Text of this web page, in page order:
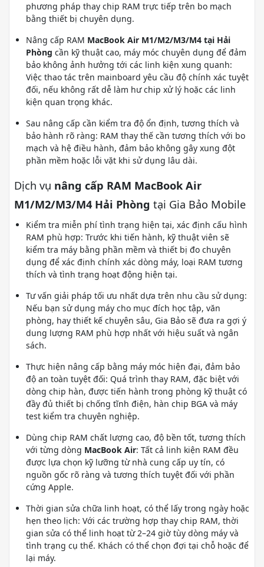
phương pháp thay chip RAM trực tiếp trên bo mạch
bằng thiết bị chuyên dụng.
Nâng cấp RAM MacBook Air M1/M2/M3/M4 tại Hải
Phòng cần kỹ thuật cao, máy móc chuyên dụng để đảm
bảo không ảnh hưởng tới các linh kiện xung quanh:
Việc thao tác trên mainboard yêu cầu độ chính xác tuyệt
đối, nếu không rất dễ làm hư chip xử lý hoặc các linh
kiện quan trọng khác.
Sau nâng cấp cần kiểm tra độ ổn định, tương thích và
bảo hành rõ ràng: RAM thay thế cần tương thích với bo
mạch và hệ điều hành, đảm bảo không gây xung đột
phần mềm hoặc lỗi vặt khi sử dụng lâu dài.
Dịch vụ nâng cấp RAM MacBook Air
M1/M2/M3/M4 Hải Phòng tại Gia Bảo Mobile
Kiểm tra miễn phí tình trạng hiện tại, xác định cấu hình
RAM phù hợp: Trước khi tiến hành, kỹ thuật viên sẽ
kiểm tra máy bằng phần mềm và thiết bị đo chuyên
dụng để xác định chính xác dòng máy, loại RAM tương
thích và tình trạng hoạt động hiện tại.
Tư vấn giải pháp tối ưu nhất dựa trên nhu cầu sử dụng:
Nếu bạn sử dụng máy cho mục đích học tập, văn
phòng, hay thiết kế chuyên sâu, Gia Bảo sẽ đưa ra gợi ý
dung lượng RAM phù hợp nhất với hiệu suất và ngân
sách.
Thực hiện nâng cấp bằng máy móc hiện đại, đảm bảo
độ an toàn tuyệt đối: Quá trình thay RAM, đặc biệt với
dòng chip hàn, được tiến hành trong phòng kỹ thuật có
đầy đủ thiết bị chống tĩnh điện, hàn chip BGA và máy
test kiểm tra chuyên nghiệp.
Dùng chip RAM chất lượng cao, độ bền tốt, tương thích
với từng dòng MacBook Air: Tất cả linh kiện RAM đều
được lựa chọn kỹ lưỡng từ nhà cung cấp uy tín, có
nguồn gốc rõ ràng và tương thích tuyệt đối với phần
cứng Apple.
Thời gian sửa chữa linh hoạt, có thể lấy trong ngày hoặc
hẹn theo lịch: Với các trường hợp thay chip RAM, thời
gian sửa có thể linh hoạt từ 2–24 giờ tùy dòng máy và
tình trạng cụ thể. Khách có thể chọn đợi tại chỗ hoặc để
lại máy.